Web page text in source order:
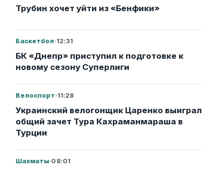
Трубин хочет уйти из «Бенфики»
Баскетбол·12:31
БК «Днепр» приступил к подготовке к
новому сезону Суперлиги
Велоспорт·11:28
Украинский велогонщик Царенко выиграл
общий зачет Тура Кахраманмараша в
Турции
Шахматы·08:01